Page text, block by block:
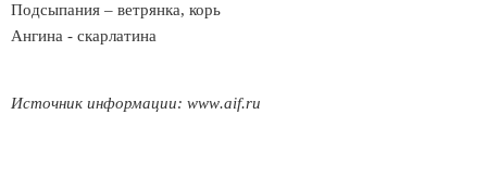
Подсыпания – ветрянка, корь
Ангина - скарлатина
Источник информации: www.aif.ru